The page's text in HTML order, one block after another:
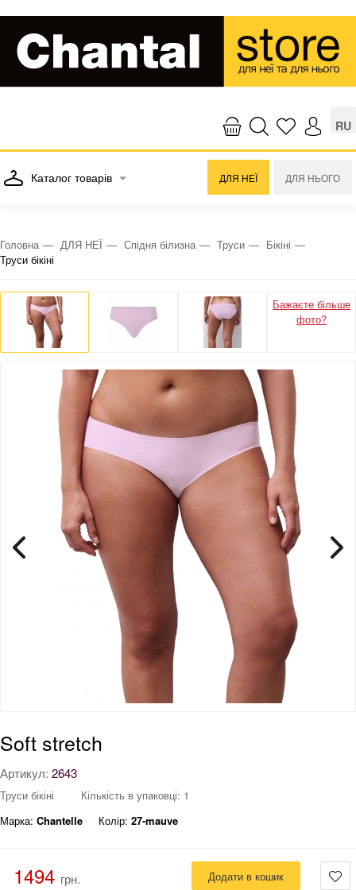
RU
Каталог товарів ДЛЯ НЕЇ ДЛЯ НЬОГО
Головна ДЛЯ НЕЇ Спідня білизна Труси
Бікіні
Труси бікіні
Бажаєте більше
фото?
Soft stretch
Артикул: 2643
Труси бікіні
Кількість в упаковці: 1
Марка: Chantelle Колір: 27-mauve
1494 грн. Додати в кошик